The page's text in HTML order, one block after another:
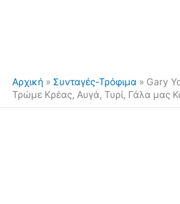
Αρχική » Συνταγές-Τρόφιμα » Gary
Τρώμε Κρέας, Αυγά, Τυρί, Γάλα μας